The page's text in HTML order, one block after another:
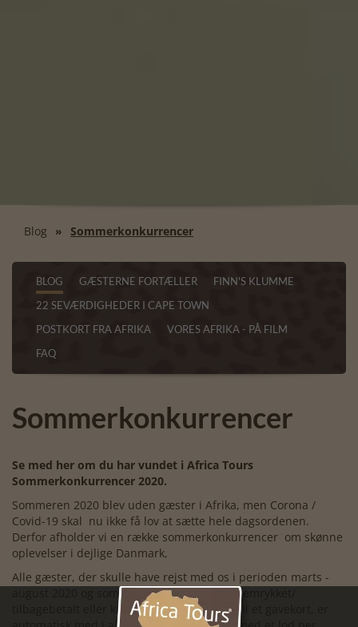
Blog Sommerkonkurrencer
BLOG GÆSTERNE FORTÆLLER
FINN'S KLUMME
22 SEVÆRDIGHEDER I CAPE TOWN
POSTKORT FRA AFRIKA
VORES AFRIKA - PÅ FILM
FAQ
Sommerkonkurrencer
Se med her om du har vundet i Africa Tours
Sommerkonkurrencer 2020.
Sommeren 2020 blev uden gæster i Afrika, men Corona /
Covid-19 skal nu ikke få lov at sætte hele dagsordenen.
Derfor afholder vi en række sommerkonkurrencer om skønne
oplevelser i dejlige Danmark,
Alle gæster, der skulle have rejst med os i perioden marts -
august 2020 og som har fået annulleret / fremrykket/
tilbagebetalt eller konverteret deres rejse til et gavekort, er